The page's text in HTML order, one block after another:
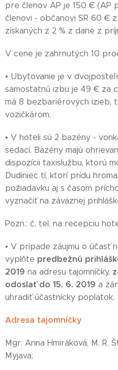
pre členov AP je 150 € (AP
členovi - občanovi SR 60 €
získaných z 2 % z dane z
V cene je zahrnutých 10
• Ubytovanie je v
samostatnú izbu je 49 € za
má 8 bezbariérových izieb,
vozičkárom.
• V hoteli sú 2 bazény -
sedací. Bazény majú
dispozícii taxislužbu, ktorú
Dudiniec tí, ktorí prídu
požiadavku aj s časom
vyznačiť na záväznej
Pozn.: č. tel. na recepciu
• V prípade záujmu o účasť
vyplňte predbežnú
2019 na adresu tajomníčky,
odoslať do 15. 6. 2019 a
uhradiť účastnícky poplatok.
Adresa tajomníčky
Mgr. Anna Hmiráková, M. R.
Myjava;